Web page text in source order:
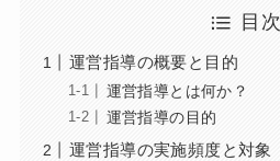
目次
運営指導の概要と目的
運営指導とは何か？
運営指導の目的
運営指導の実施頻度と対象